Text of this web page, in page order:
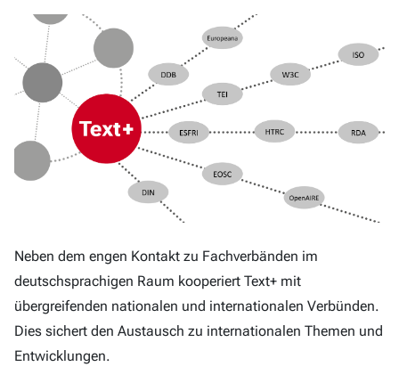
Neben dem engen Kontakt zu Fachverbänden im
deutschsprachigen Raum kooperiert Text+ mit
übergreifenden nationalen und internationalen Verbünden.
Dies sichert den Austausch zu internationalen Themen und
Entwicklungen.